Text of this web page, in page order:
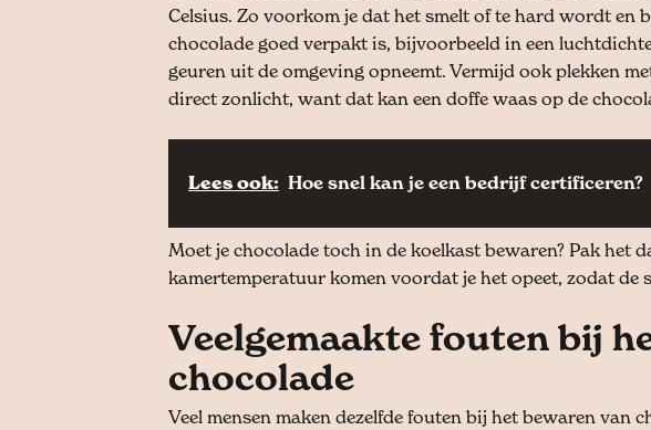
Celsius. Zo voorkom je dat het smelt of te hard wordt en
chocolade goed verpakt is, bijvoorbeeld in een
geuren uit de omgeving opneemt. Vermijd ook plekken
direct zonlicht, want dat kan een doffe waas op de
Lees ook: Hoe snel kan je een bedrijf certificeren?
Moet je chocolade toch in de koelkast bewaren? Pak het
kamertemperatuur komen voordat je het opeet, zodat de
Veelgemaakte fouten bij
chocolade
Veel mensen maken dezelfde fouten bij het bewaren van